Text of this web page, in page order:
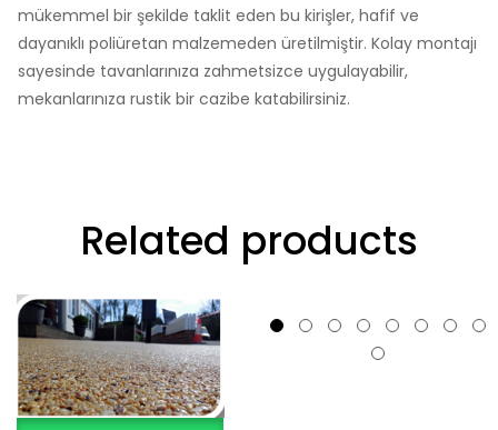
mükemmel bir şekilde taklit eden bu kirişler, hafif ve
dayanıklı poliüretan malzemeden üretilmiştir. Kolay montajı
sayesinde tavanlarınıza zahmetsizce uygulayabilir,
mekanlarınıza rustik bir cazibe katabilirsiniz.
Related products